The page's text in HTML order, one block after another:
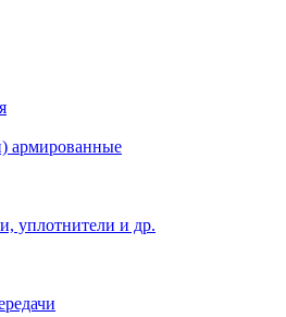
армированные
уплотнители и др.